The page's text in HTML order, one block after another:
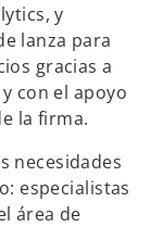
y
lanza para
gracias a
con el apoyo
la firma.
necesidades
especialistas
área de